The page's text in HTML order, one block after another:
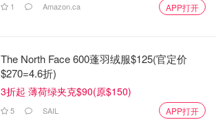
1 Amazon.ca APP打开
The North Face 600蓬羽绒服$125(官定价
$270=4.6折)
3折起 薄荷绿夹克$90(原$150)
5 SAIL APP打开